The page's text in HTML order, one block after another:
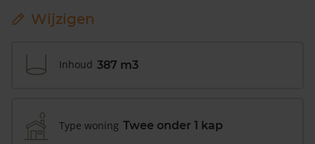
Wijzigen
Inhoud 387 m3
Type woning Twee onder 1 kap